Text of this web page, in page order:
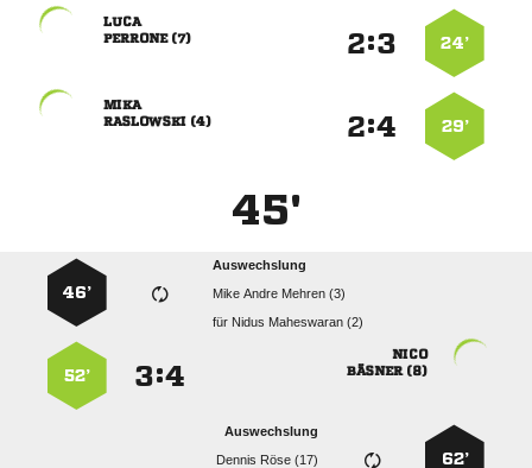
24’
:

 
29’
:

 
45'
Auswechslung
   
für   
46’

 
:
52’
62’
Auswechslung
  